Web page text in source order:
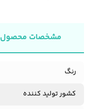
مشخصات محصول
رنگ
کشور تولید کننده